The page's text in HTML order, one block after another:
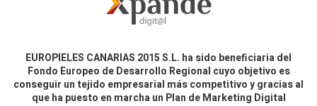
EUROPIELES CANARIAS 2015 S.L. ha sido beneficiaria del
Fondo Europeo de Desarrollo Regional cuyo objetivo es
conseguir un tejido empresarial más competitivo y gracias al
que ha puesto en marcha un Plan de Marketing Digital